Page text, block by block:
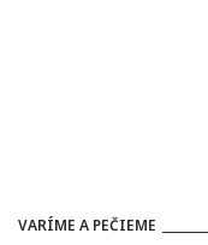
VARÍME A PEČIEME